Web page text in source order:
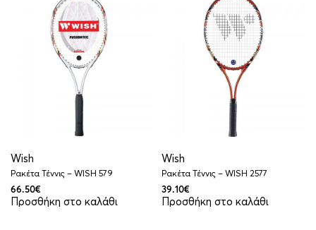
Wish
Ρακέτα Τέννις – WISH 579
66.50€
Προσθήκη στο καλάθι
Wish
Ρακέτα Τέννις – WISH 2577
39.10€
Προσθήκη στο καλάθι